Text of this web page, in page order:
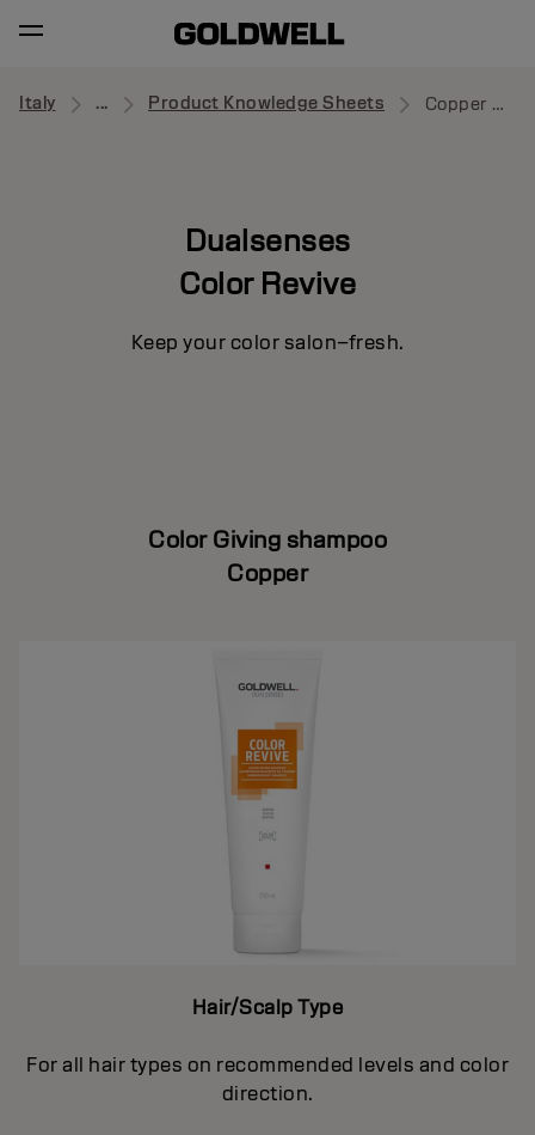
Italy ... Product Knowledge Sheets Copper Shampoo
Dualsenses
Color Revive
Keep your color salon–fresh.
Color Giving shampoo
Copper
Hair/Scalp Type
For all hair types on recommended levels and color
direction.